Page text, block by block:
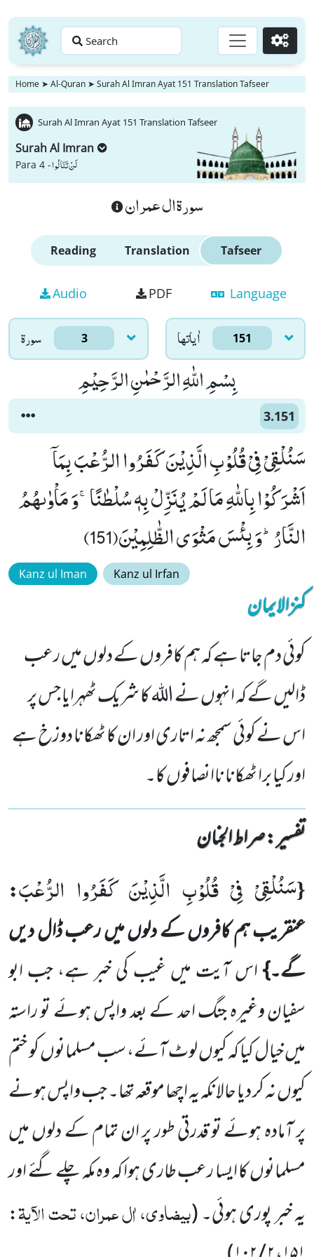
Search Go
Home ➤ Al-Quran ➤ Surah Al Imran Ayat 151 Translation Tafseer
Surah Al Imran Ayat 151 Translation Tafseer
Surah Al Imran
Para 4 -لَنْ تَنَالُوا
سورة ال عمران
Reading Translation Tafseer
Audio PDF Language
سورۃ 3 اٰياتها 151
بِسْمِ اللّٰهِ الرَّحْمٰنِ الرَّحِیْمِ
3.151
سَنُلْقِیْ فِیْ قُلُوْبِ الَّذِیْنَ كَفَرُوا الرُّعْبَ بِمَاۤ
اَشْرَكُوْا بِاللّٰهِ مَا لَمْ یُنَزِّلْ بِهٖ سُلْطٰنًاۚ-وَ مَاْوٰىهُمُ
النَّارُؕ-وَ بِئْسَ مَثْوَى الظّٰلِمِیْنَ(151)
Kanz ul Iman Kanz ul Irfan
کنزالایمان
کوئی دم جاتا ہے کہ ہم کافروں کے دلوں میں رعب
ڈالیں گے کہ انہوں نے اللہ کا شریک ٹھہرایا جس پر
اس نے کوئی سمجھ نہ اتاری اور ان کا ٹھکانا دوزخ ہے
اور کیا برا ٹھکانا ناانصافوں کا۔
تفسیر : ‎صراط الجنان
{سَنُلْقِیْ فِیْ قُلُوْبِ الَّذِیْنَ كَفَرُوا الرُّعْبَ:
عنقریب ہم کافروں کے دلوں میں رعب ڈال دیں
گے۔}اس آیتمیں غیب کی خبر ہے، جب ابو
سفیان وغیرہ جنگ احد کے بعد واپس ہوئے تو راستہ
میں خیال کیا کہ کیوں لوٹ آئے، سب مسلمانوں کو ختم
کیوں نہ کر دیا حالانکہ یہ اچھا موقعہ تھا۔ جب واپس ہونے
پر آمادہ ہوئے تو قدرتی طور پر ان تمام کے دلوں میں
مسلمانوں کا ایسا رعب طاری ہوا کہ وہ مکہ چلے گئے اور
یہ خبر پوری ہوئی۔(بیضاوی، اٰل عمران، تحت الآیۃ: